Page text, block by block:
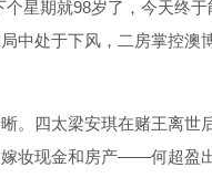
星期就98岁了，今天终于
中处于下风，二房掌控澳
。四太梁安琪在赌王离
妆现金和房产——何超盈